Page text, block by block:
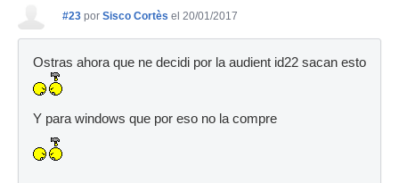
#23 por Sisco Cortès el 20/01/2017
Ostras ahora que ne decidi por la audient id22 sacan esto
Y para windows que por eso no la compre